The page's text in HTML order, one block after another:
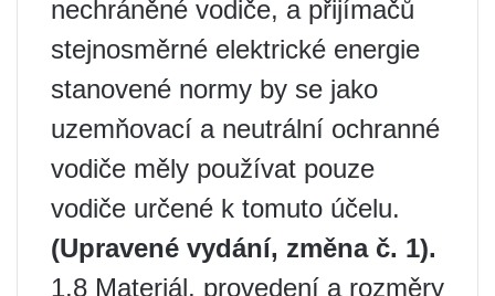
nechráněné vodiče, a přijímačů
stejnosměrné elektrické energie
stanovené normy by se jako
uzemňovací a neutrální ochranné
vodiče měly používat pouze
vodiče určené k tomuto účelu.
(Upravené vydání, změna č. 1).
1.8 Materiál, provedení a rozměry